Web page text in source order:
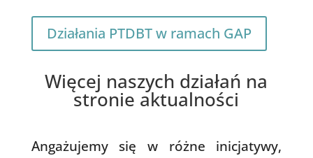
Działania PTDBT w ramach GAP
Więcej naszych działań na
stronie aktualności
Angażujemy się w różne inicjatywy,